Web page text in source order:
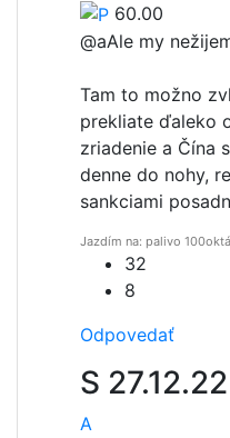
60.00
@aAle my
Tam to možno
prekliate ďaleko
zriadenie a Čína
denne do nohy,
sankciami
Jazdím na: palivo
32
8
Odpovedať
S
A